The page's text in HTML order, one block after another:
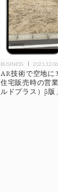
BUSINESS 2021.12.06
AR技術で空地に
住宅販売時の営
ルドプラス）β版